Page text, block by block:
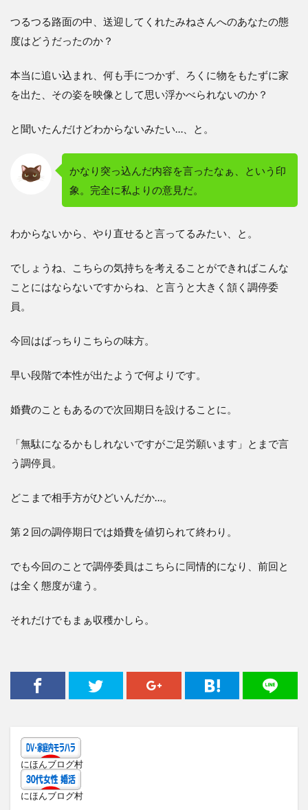
つるつる路面の中、送迎してくれたみねさんへのあなたの態
度はどうだったのか？
本当に追い込まれ、何も手につかず、ろくに物をもたずに家
を出た、その姿を映像として思い浮かべられないのか？
と聞いたんだけどわからないみたい…、と。
かなり突っ込んだ内容を言ったなぁ、という印
象。完全に私よりの意見だ。
わからないから、やり直せると言ってるみたい、と。
でしょうね、こちらの気持ちを考えることができればこんな
ことにはならないですからね、と言うと大きく頷く調停委
員。
今回はばっちりこちらの味方。
早い段階で本性が出たようで何よりです。
婚費のこともあるので次回期日を設けることに。
「無駄になるかもしれないですがご足労願います」とまで言
う調停員。
どこまで相手方がひどいんだか…。
第２回の調停期日では婚費を値切られて終わり。
でも今回のことで調停委員はこちらに同情的になり、前回と
は全く態度が違う。
それだけでもまぁ収穫かしら。
にほんブログ村
にほんブログ村